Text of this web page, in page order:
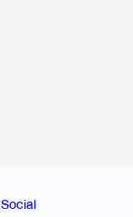
Social